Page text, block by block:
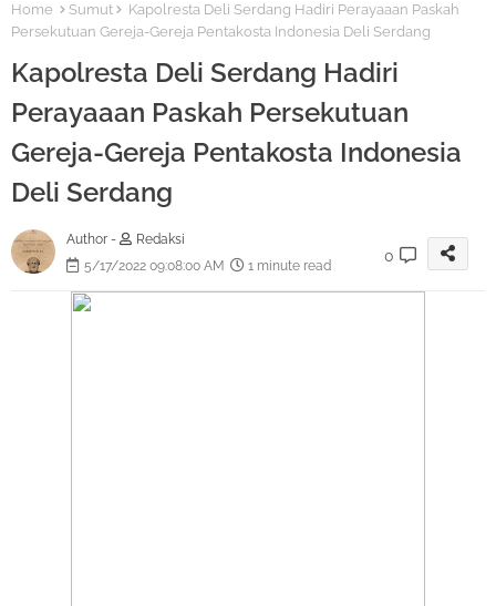
Home Sumut
Kapolresta Deli Serdang Hadiri Perayaaan Paskah
Persekutuan Gereja-Gereja Pentakosta Indonesia Deli Serdang
Kapolresta Deli Serdang Hadiri
Perayaaan Paskah Persekutuan
Gereja-Gereja Pentakosta Indonesia
Deli Serdang
Author -
Redaksi
5/17/2022 09:08:00 AM
1 minute read
0